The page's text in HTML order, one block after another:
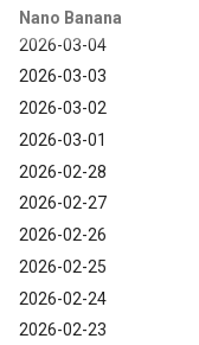
Nano Banana
2026-03-05
2026-03-04
2026-03-03
2026-03-02
2026-03-01
2026-02-28
2026-02-27
2026-02-26
2026-02-25
2026-02-24
2026-02-23